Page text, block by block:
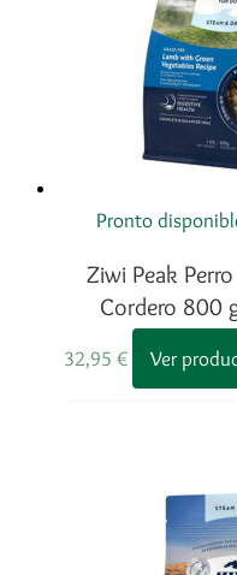
Pronto
Ziwi Peak
Cordero 800
32,95 € Ver